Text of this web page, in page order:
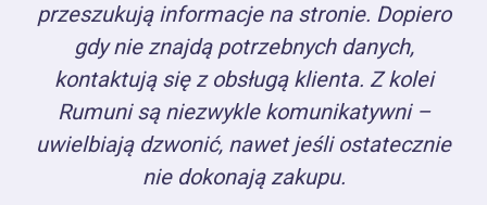
przeszukują informacje na stronie. Dopiero
gdy nie znajdą potrzebnych danych,
kontaktują się z obsługą klienta. Z kolei
Rumuni są niezwykle komunikatywni –
uwielbiają dzwonić, nawet jeśli ostatecznie
nie dokonają zakupu.